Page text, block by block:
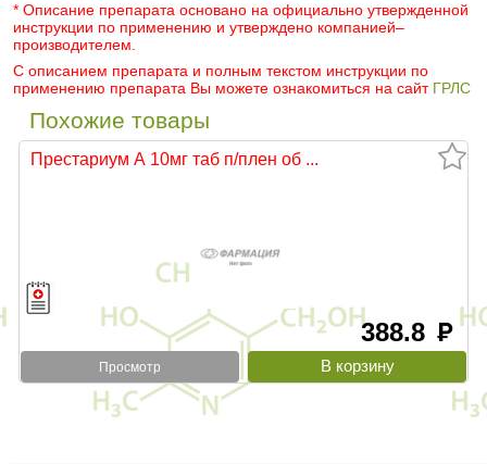
* Описание препарата основано на официально утвержденной
инструкции по применению и утверждено компанией–
производителем.
С описанием препарата и полным текстом инструкции по
применению препарата Вы можете ознакомиться на сайт ГРЛС
Похожие товары
Престариум А 10мг таб п/плен об ...
388.8 руб
Просмотр